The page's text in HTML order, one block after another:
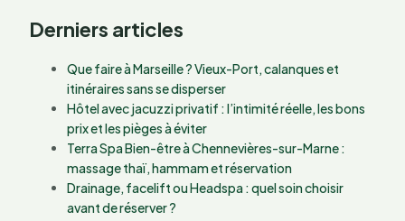
Derniers articles
Que faire à Marseille ? Vieux-Port, calanques et
itinéraires sans se disperser
Hôtel avec jacuzzi privatif : l’intimité réelle, les bons
prix et les pièges à éviter
Terra Spa Bien-être à Chennevières-sur-Marne :
massage thaï, hammam et réservation
Drainage, facelift ou Headspa : quel soin choisir
avant de réserver ?